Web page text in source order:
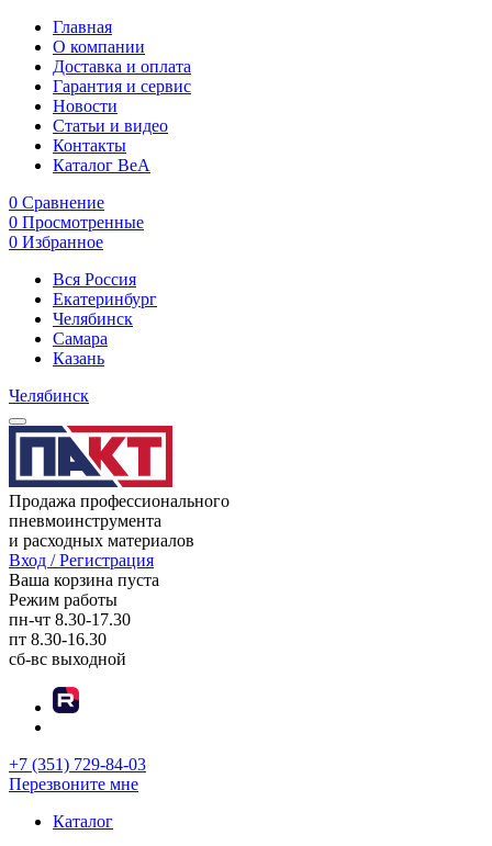
Главная
О компании
Доставка и оплата
Гарантия и сервис
Новости
Статьи и видео
Контакты
Каталог BeA
0 Сравнение
0 Просмотренные
0 Избранное
Вся Россия
Екатеринбург
Челябинск
Самара
Казань
Челябинск
Продажа профессионального
пневмоинструмента
и расходных материалов
Вход / Регистрация
Ваша корзина пуста
Режим работы
пн-чт 8.30-17.30
пт 8.30-16.30
сб-вс выходной
+7 (351) 729-84-03
Перезвоните мне
Каталог